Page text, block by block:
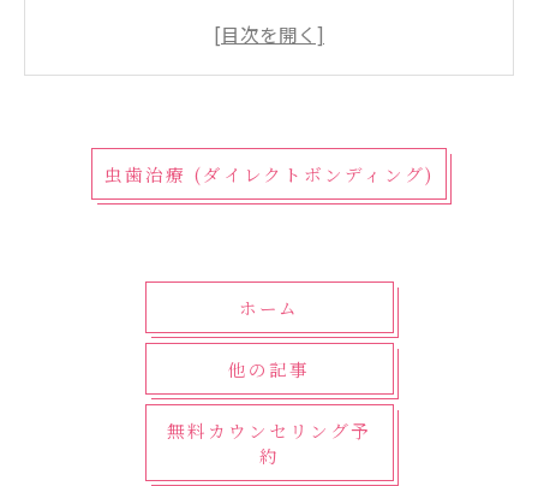
記事監修 三嶋一平
記事監修 三嶋茉莉
虫歯治療 (ダイレクトボンディング)
ホーム
他の記事
無料カウンセリング予
約